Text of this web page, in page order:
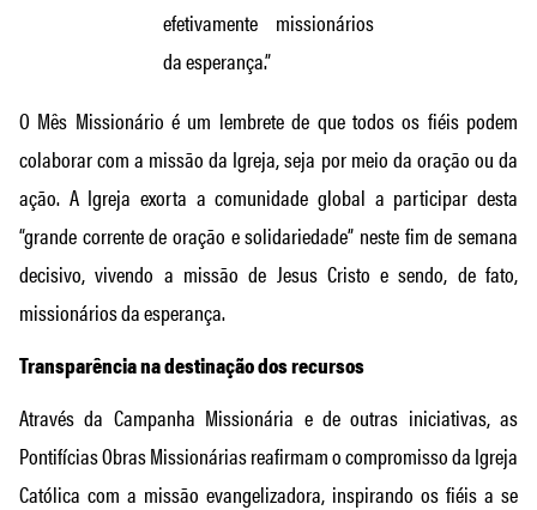
efetivamente missionários
da esperança.”
O Mês Missionário é um lembrete de que todos os fiéis podem
colaborar com a missão da Igreja, seja por meio da oração ou da
ação. A Igreja exorta a comunidade global a participar desta
“grande corrente de oração e solidariedade” neste fim de semana
decisivo, vivendo a missão de Jesus Cristo e sendo, de fato,
missionários da esperança.
Transparência na destinação dos recursos
Através da Campanha Missionária e de outras iniciativas, as
Pontifícias Obras Missionárias reafirmam o compromisso da Igreja
Católica com a missão evangelizadora, inspirando os fiéis a se